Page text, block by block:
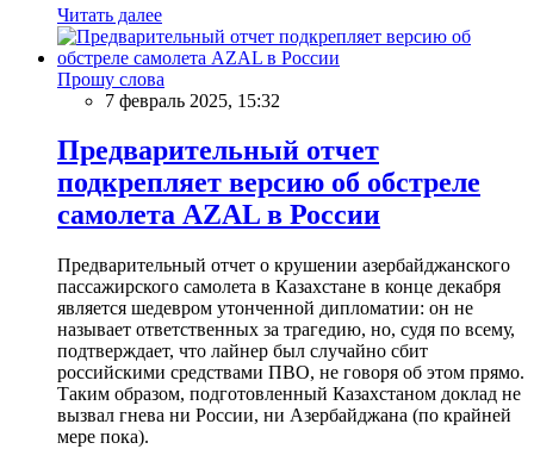
Читать далее
Прошу слова
7 февраль 2025, 15:32
Предварительный отчет
подкрепляет версию об обстреле
самолета AZAL в России
Предварительный отчет о крушении азербайджанского
пассажирского самолета в Казахстане в конце декабря
является шедевром утонченной дипломатии: он не
называет ответственных за трагедию, но, судя по всему,
подтверждает, что лайнер был случайно сбит
российскими средствами ПВО, не говоря об этом прямо.
Таким образом, подготовленный Казахстаном доклад не
вызвал гнева ни России, ни Азербайджана (по крайней
мере пока).